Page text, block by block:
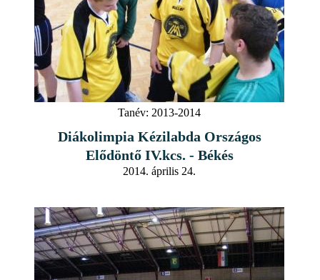
Tanév: 2013-2014
Diákolimpia Kézilabda Országos
Elődöntő IV.kcs. - Békés
2014. április 24.